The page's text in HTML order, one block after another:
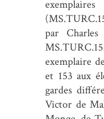
par
exemplaire
et 153 aux
gardes
Victor de